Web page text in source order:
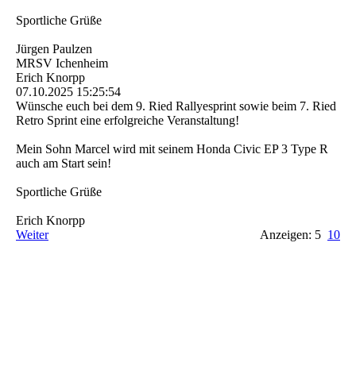
Sportliche Grüße
Jürgen Paulzen
MRSV Ichenheim
Erich Knorpp
07.10.2025 15:25:54
Wünsche euch bei dem 9. Ried Rallyesprint sowie beim 7. Ried
Retro Sprint eine erfolgreiche Veranstaltung!
Mein Sohn Marcel wird mit seinem Honda Civic EP 3 Type R
auch am Start sein!
Sportliche Grüße
Erich Knorpp
Weiter
Anzeigen: 5 10